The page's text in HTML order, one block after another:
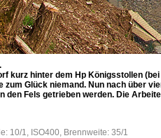
kurz hinter dem Hp Königsstollen
Glück niemand. Nun nach über
den Fels getrieben werden. Die
10/1, ISO400, Brennweite: 35/1